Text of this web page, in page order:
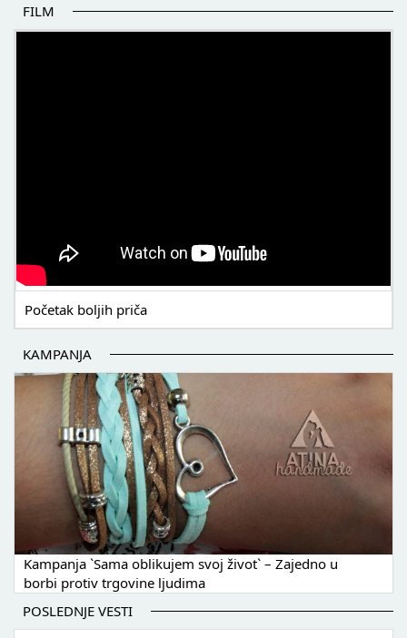
FILM
Početak boljih priča
KAMPANJA
Kampanja `Sama oblikujem svoj život` – Zajedno u
borbi protiv trgovine ljudima
POSLEDNJE VESTI